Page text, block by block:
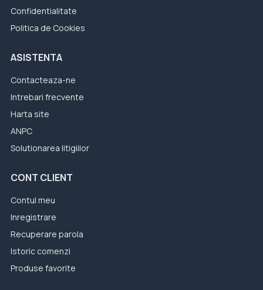
Confidentialitate
Politica de Cookies
ASISTENTA
Contacteaza-ne
Intrebari frecvente
Harta site
ANPC
Solutionarea litigiilor
CONT CLIENT
Contul meu
Inregistrare
Recuperare parola
Istoric comenzi
Produse favorite